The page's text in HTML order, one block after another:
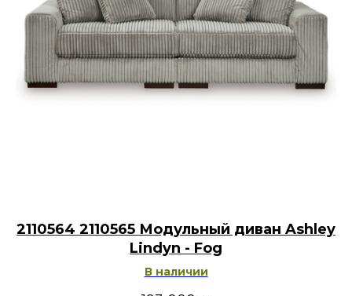
2110564 2110565 Модульный диван Ashley
Lindyn - Fog
В наличии